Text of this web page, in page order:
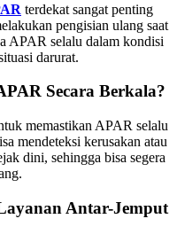
terdekat sangat penting
pengisian ulang saat
APAR selalu dalam kondisi
darurat.
Secara Berkala?
memastikan APAR selalu
mendeteksi kerusakan atau
dini, sehingga bisa segera
Antar-Jemput